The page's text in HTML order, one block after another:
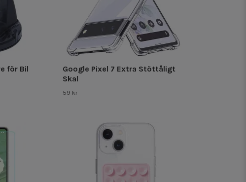
för Bil
Google Pixel 7 Extra Stöttåligt
Skal
59 kr